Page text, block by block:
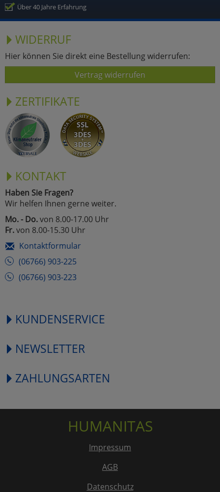
Über 40 Jahre Erfahrung
WIDERRUF
Hier können Sie direkt eine Bestellung widerrufen:
Vertrag widerrufen
ZERTIFIKATE
KONTAKT
Haben Sie Fragen?
Wir helfen Ihnen gerne weiter.
Mo. - Do.von 8.00-17.00 Uhr
Fr.von 8.00-15.30 Uhr
Kontaktformular
(06766) 903-225
(06766) 903-223
KUNDENSERVICE
NEWSLETTER
ZAHLUNGSARTEN
HUMANITAS
Impressum
AGB
Datenschutz